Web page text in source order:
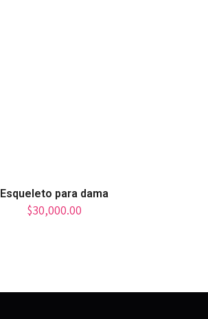
Esqueleto para dama
$30,000.00